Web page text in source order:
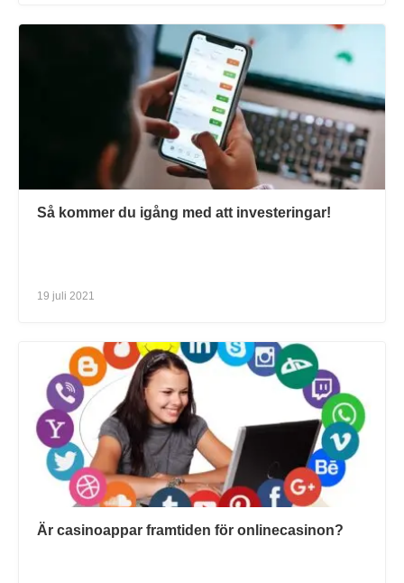
Så kommer du igång med att investeringar!
19 juli 2021
Är casinoappar framtiden för onlinecasinon?